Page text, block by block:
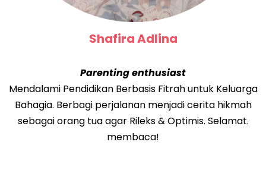
Shafira Adlina
Parenting enthusiast
Mendalami Pendidikan Berbasis Fitrah untuk Keluarga
Bahagia. Berbagi perjalanan menjadi cerita hikmah
sebagai orang tua agar Rileks & Optimis. Selamat.
membaca!